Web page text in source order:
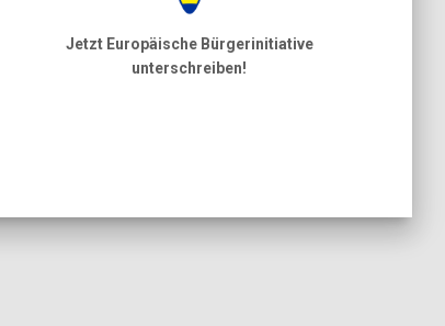
Jetzt Europäische Bürgerinitiative
unterschreiben!